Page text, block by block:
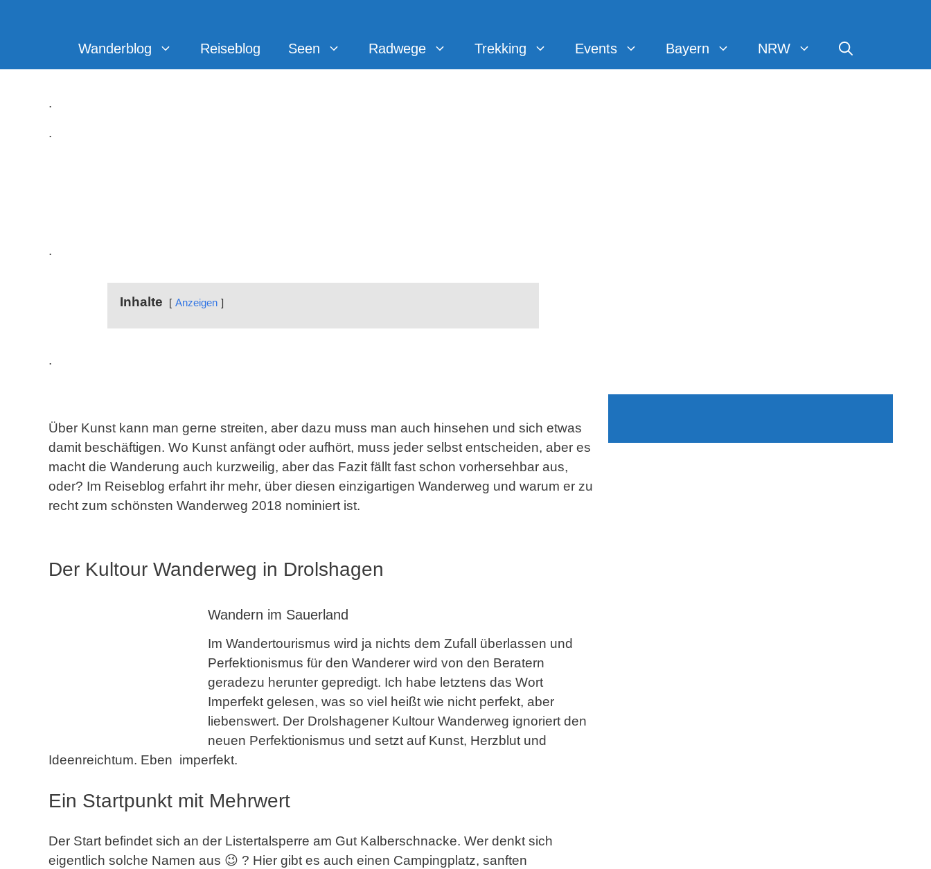
Wanderblog Reiseblog Seen Radwege Trekking Events Bayern NRW
.
.
.
Inhalte Anzeigen
.
Über Kunst kann man gerne streiten, aber dazu muss man auch hinsehen und sich etwas
damit beschäftigen. Wo Kunst anfängt oder aufhört, muss jeder selbst entscheiden, aber es
macht die Wanderung auch kurzweilig, aber das Fazit fällt fast schon vorhersehbar aus,
oder? Im Reiseblog erfahrt ihr mehr, über diesen einzigartigen Wanderweg und warum er zu
recht zum schönsten Wanderweg 2018 nominiert ist.
Der Kultour Wanderweg in Drolshagen
Wandern im Sauerland
Im Wandertourismus wird ja nichts dem Zufall überlassen und
Perfektionismus für den Wanderer wird von den Beratern
geradezu herunter gepredigt. Ich habe letztens das Wort
Imperfekt gelesen, was so viel heißt wie nicht perfekt, aber
liebenswert. Der Drolshagener Kultour Wanderweg ignoriert den
neuen Perfektionismus und setzt auf Kunst, Herzblut und
Ideenreichtum. Eben imperfekt.
Ein Startpunkt mit Mehrwert
Der Start befindet sich an der Listertalsperre am Gut Kalberschnacke. Wer denkt sich
eigentlich solche Namen aus 😉 ? Hier gibt es auch einen Campingplatz, sanften